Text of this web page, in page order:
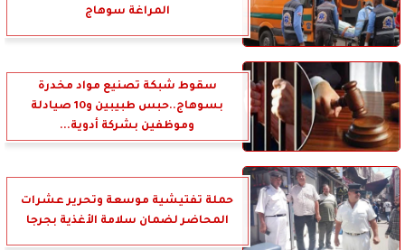
المراغة سوهاج
سقوط شبكة تصنيع مواد مخدرة
بسوهاج..حبس طبيبين و10 صيادلة
وموظفين بشركة أدوية...
حملة تفتيشية موسعة وتحرير عشرات
المحاضر لضمان سلامة الأغذية بجرجا